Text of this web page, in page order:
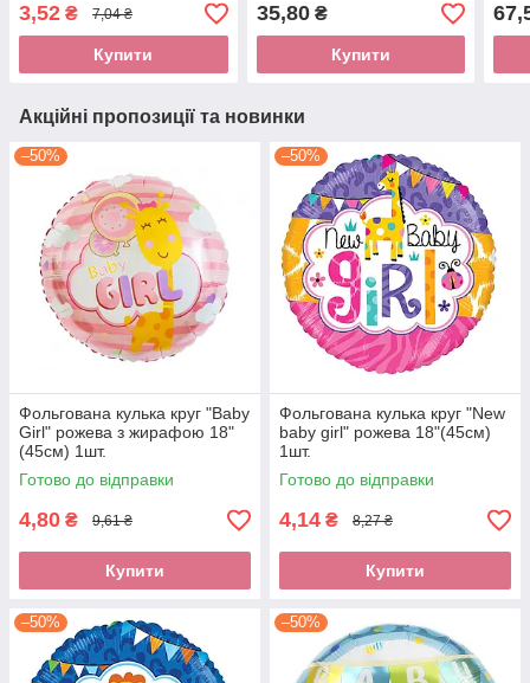
3,52 ₴ 7,04 ₴
Купити
35,80₴
Купити
Акційні пропозиції та новинки
–50%
Фольгована кулька круг "Baby
Girl" рожева з жирафою 18"
(45см) 1шт.
Готово до відправки
4,80 ₴ 9,61 ₴
Купити
–50%
Фольгована кулька круг "New
baby girl" рожева 18"(45см)
1шт.
Готово до відправки
4,14 ₴ 8,27 ₴
Купити
–50% –50%